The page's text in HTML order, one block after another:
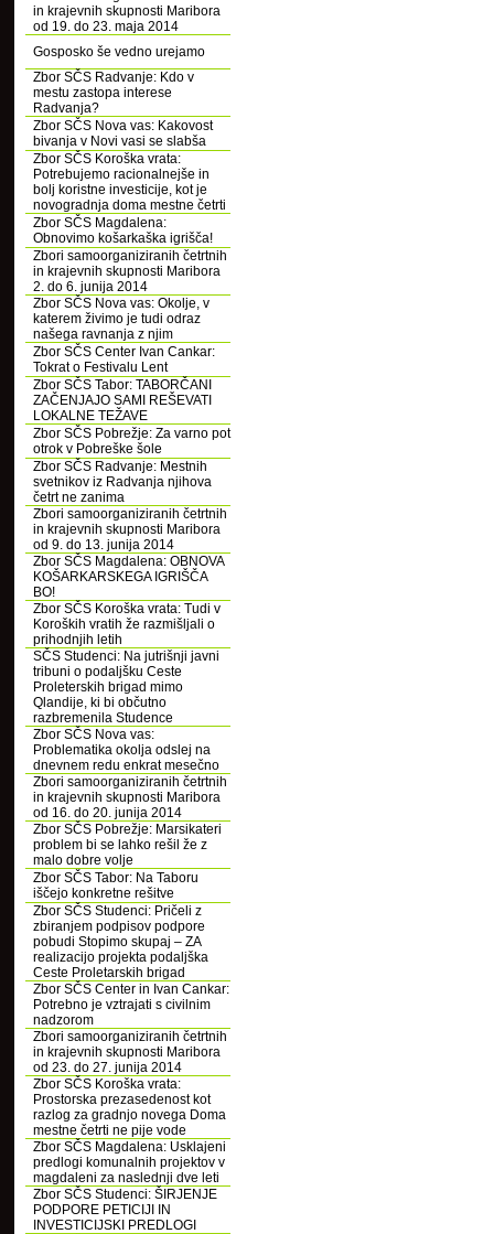
in krajevnih skupnosti Maribora
od 19. do 23. maja 2014
Gosposko še vedno urejamo
Zbor SČS Radvanje: Kdo v
mestu zastopa interese
Radvanja?
Zbor SČS Nova vas: Kakovost
bivanja v Novi vasi se slabša
Zbor SČS Koroška vrata:
Potrebujemo racionalnejše in
bolj koristne investicije, kot je
novogradnja doma mestne četrti
Zbor SČS Magdalena:
Obnovimo košarkaška igrišča!
Zbori samoorganiziranih četrtnih
in krajevnih skupnosti Maribora
2. do 6. junija 2014
Zbor SČS Nova vas: Okolje, v
katerem živimo je tudi odraz
našega ravnanja z njim
Zbor SČS Center Ivan Cankar:
Tokrat o Festivalu Lent
Zbor SČS Tabor: TABORČANI
ZAČENJAJO SAMI REŠEVATI
LOKALNE TEŽAVE
Zbor SČS Pobrežje: Za varno pot
otrok v Pobreške šole
Zbor SČS Radvanje: Mestnih
svetnikov iz Radvanja njihova
četrt ne zanima
Zbori samoorganiziranih četrtnih
in krajevnih skupnosti Maribora
od 9. do 13. junija 2014
Zbor SČS Magdalena: OBNOVA
KOŠARKARSKEGA IGRIŠČA
BO!
Zbor SČS Koroška vrata: Tudi v
Koroških vratih že razmišljali o
prihodnjih letih
SČS Studenci: Na jutrišnji javni
tribuni o podaljšku Ceste
Proleterskih brigad mimo
Qlandije, ki bi občutno
razbremenila Studence
Zbor SČS Nova vas:
Problematika okolja odslej na
dnevnem redu enkrat mesečno
Zbori samoorganiziranih četrtnih
in krajevnih skupnosti Maribora
od 16. do 20. junija 2014
Zbor SČS Pobrežje: Marsikateri
problem bi se lahko rešil že z
malo dobre volje
Zbor SČS Tabor: Na Taboru
iščejo konkretne rešitve
Zbor SČS Studenci: Pričeli z
zbiranjem podpisov podpore
pobudi Stopimo skupaj – ZA
realizacijo projekta podaljška
Ceste Proletarskih brigad
Zbor SČS Center in Ivan Cankar:
Potrebno je vztrajati s civilnim
nadzorom
Zbori samoorganiziranih četrtnih
in krajevnih skupnosti Maribora
od 23. do 27. junija 2014
Zbor SČS Koroška vrata:
Prostorska prezasedenost kot
razlog za gradnjo novega Doma
mestne četrti ne pije vode
Zbor SČS Magdalena: Usklajeni
predlogi komunalnih projektov v
magdaleni za naslednji dve leti
Zbor SČS Studenci: ŠIRJENJE
PODPORE PETICIJI IN
INVESTICIJSKI PREDLOGI